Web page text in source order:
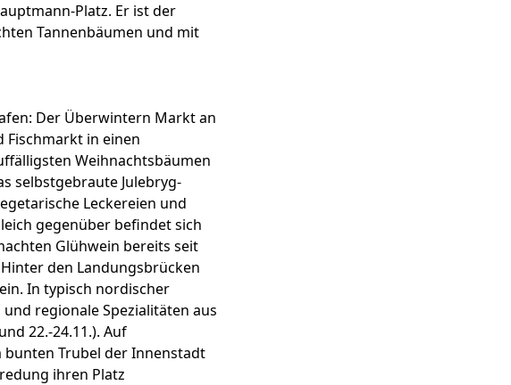
Platz. Er ist der
Tannenbäumen und mit
Der Überwintern Markt an
Fischmarkt in einen
Weihnachtsbäumen
selbstgebraute Julebryg-
Leckereien und
gegenüber befindet sich
Glühwein bereits seit
den Landungsbrücken
In typisch nordischer
regionale Spezialitäten aus
22.-24.11.). Auf
Trubel der Innenstadt
ihren Platz